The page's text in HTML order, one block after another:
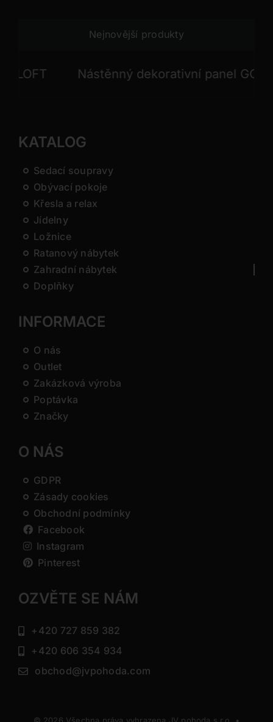
Nejnovější produkty
Nástěnný dekorativní panel GONG
KATALOG
Sedací soupravy
Obývací pokoje
Křesla a relax
Jídelny
Ložnice
Ratanový nábytek
Zahradní nábytek
Doplňky
INFORMACE
O nás
Outlet
Zakázková výroba
Poptávka
Značky
O NÁS
GDPR
Zásady cookies
Obchodní podmínky
Facebook
Instagram
Pinterest
OZVĚTE SE NÁM
+420 727 859 382
+420 606 354 934
obchod@jvpohoda.com